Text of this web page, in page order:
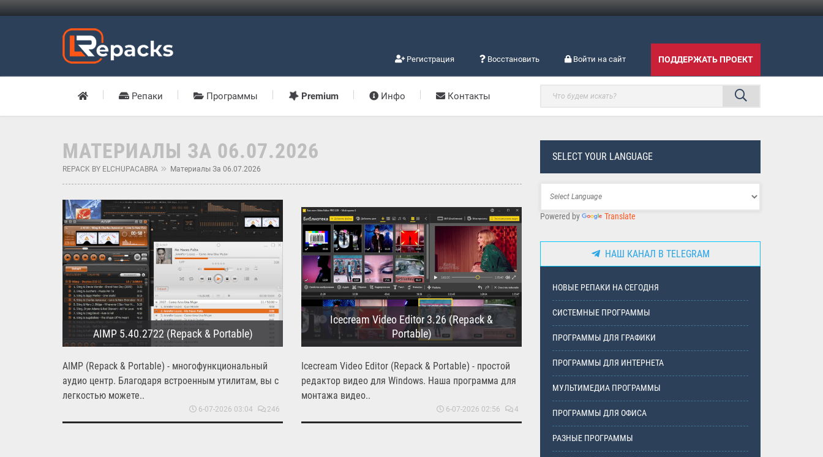
Регистрация Восстановить Войти на сайт ПОДДЕРЖАТЬ ПРОЕКТ
Репаки Программы Premium Инфо Контакты
МАТЕРИАЛЫ ЗА 06.07.2026
REPACK BY ELCHUPACABRA Материалы За 06.07.2026
AIMP 5.40.2722 (Repack & Portable)
AIMP (Repack & Portable) - многофункциональный
аудио центр. Благодаря встроенным утилитам, вы с
легкостью можете..
6-07-2026 03:04 246
Icecream Video Editor 3.26 (Repack &
Portable)
Icecream Video Editor (Repack & Portable) - простой
редактор видео для Windows. Наша программа для
монтажа видео..
6-07-2026 02:56 4
SELECT YOUR LANGUAGE
Powered by Translate
НАШ КАНАЛ В TELEGRAM
НОВЫЕ РЕПАКИ НА СЕГОДНЯ
СИСТЕМНЫЕ ПРОГРАММЫ
ПРОГРАММЫ ДЛЯ ГРАФИКИ
ПРОГРАММЫ ДЛЯ ИНТЕРНЕТА
МУЛЬТИМЕДИА ПРОГРАММЫ
ПРОГРАММЫ ДЛЯ ОФИСА
РАЗНЫЕ ПРОГРАММЫ